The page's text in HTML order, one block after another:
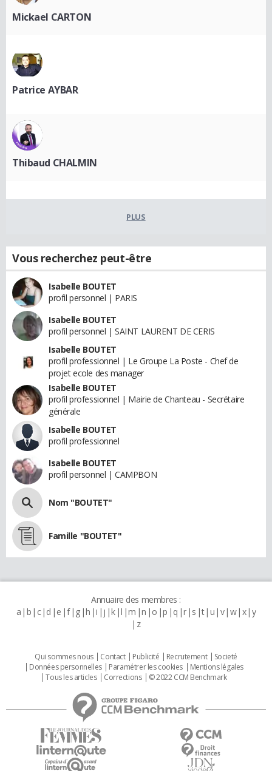
Mickael CARTON
Patrice AYBAR
Thibaud CHALMIN
PLUS
Vous recherchez peut-être
Isabelle BOUTET
profil personnel | PARIS
Isabelle BOUTET
profil personnel | SAINT LAURENT DE CERIS
Isabelle BOUTET
profil professionnel | Le Groupe La Poste - Chef de
projet ecole des manager
Isabelle BOUTET
profil professionnel | Mairie de Chanteau - Secrétaire
générale
Isabelle BOUTET
profil professionnel
Isabelle BOUTET
profil personnel | CAMPBON
Nom "BOUTET"
Famille "BOUTET"
Annuaire des membres :
a b c d e f g h i j k l m n o p q r s t u v w x y
z
Qui sommes nous Contact Publicité Recrutement
Societé
Données personnelles
Paramétrer les cookies
Mentions légales
Tous les articles
Corrections © 2022 CCM Benchmark